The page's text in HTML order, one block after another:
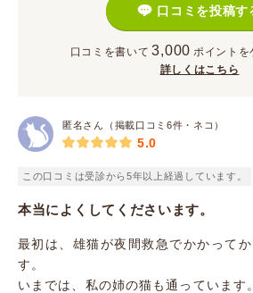
口コミを投稿す
口コミを書いて 3,000 ポイント を
詳しくはこちら
匿名さん（掲載口コミ6件・ネコ）
5.0
この口コミは受診から5年以上経過しています。
本当によくしてくださいます。
最初は、雄猫が夜間救急でかかって
す。
いまでは、私の姉の猫も通っています。